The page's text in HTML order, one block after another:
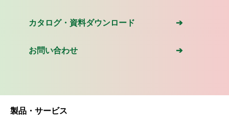
カタログ・資料ダウンロード ➔
お問い合わせ ➔
製品・サービス